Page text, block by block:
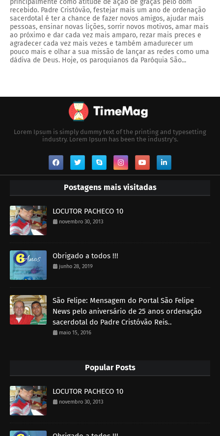
recebido. Padre Cristóvão, festejar mais um ano de ordenação
sacerdotal é ter a chance de fazer novos amigos, ajudar mais
pessoas, ensinar novas lições, sorrir novos motivos, amar mais
ao próximo e dar cada vez mais amparo, rezar mais preces e
agradecer cada vez mais vezes e também amadurecer um
pouco mais e olhar a sua missão de lançar as redes como uma
dádiva de Deus. Hoje, os paroquianos da Paróquia São...
Lorem Ipsum is simply dummy text of the printing and typesetting
industry. Lorem Ipsum has been the industry's.
Postagens mais visitadas
LOCUTOR PACHECO 10
novembro 30, 2013
Obrigado a todos !!!
junho 28, 2019
São Felipe: Mensagem do Portal São Felipe
News pelo aniversário de 25 anos ordenação
sacerdotal do Padre Cristóvão Reis..
maio 15, 2016
Popular Posts
LOCUTOR PACHECO 10
novembro 30, 2013